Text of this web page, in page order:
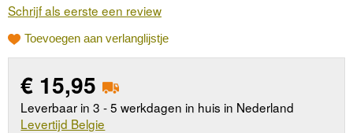
Schrijf als eerste een review
Toevoegen aan verlanglijstje
€ 15,95
Leverbaar in 3 - 5 werkdagen in huis in Nederland
Levertijd Belgie